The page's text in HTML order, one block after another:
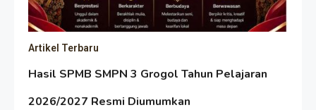
Artikel Terbaru
Hasil SPMB SMPN 3 Grogol Tahun Pelajaran
2026/2027 Resmi Diumumkan